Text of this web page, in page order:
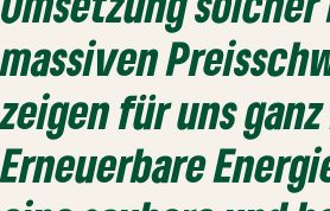
massiven
zeigen für uns
Erneuerbare